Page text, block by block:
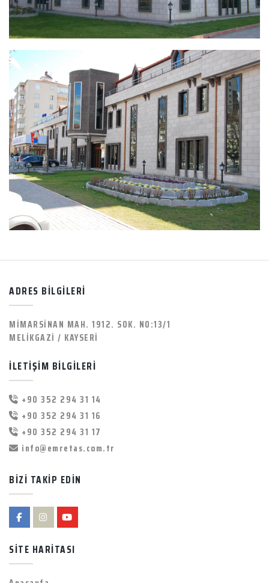
ADRES BİLGİLERİ
MİMARSİNAN MAH. 1912. SOK. NO:13/1
MELİKGAZİ / KAYSERİ
İLETİŞİM BİLGİLERİ
+90 352 294 31 14
+90 352 294 31 16
+90 352 294 31 17
info@emretas.com.tr
BİZİ TAKİP EDİN
SİTE HARİTASI